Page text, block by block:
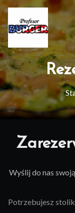
Wyślij do nas
Potrzebujesz